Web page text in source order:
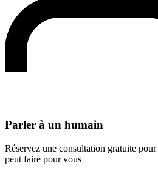
Parler à un humain
Réservez une consultation gratuite
peut faire pour vous